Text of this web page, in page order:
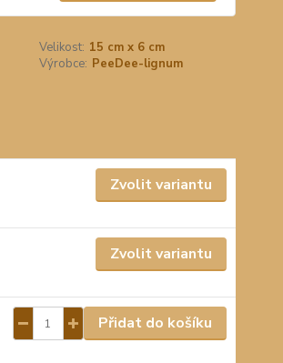
Velikost: 15 cm x 6 cm
Výrobce: PeeDee-lignum
Zvolit variantu
Zvolit variantu
Přidat do košíku